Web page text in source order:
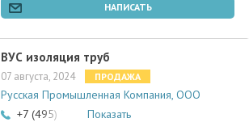
НАПИСАТЬ
ВУС изоляция труб
07 августа, 2024 ПРОДАЖА
Русская Промышленная Компания, ООО
+7 (495) 789-04-55
Показать